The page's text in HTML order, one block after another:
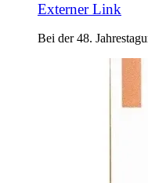
Externer Link
Bei der 48.